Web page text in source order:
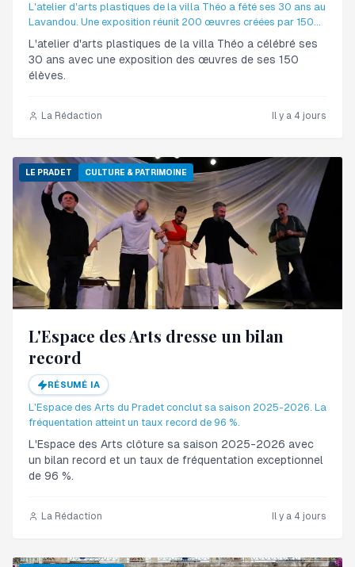
L'atelier d'arts plastiques de la villa Théo a fêté ses 30 ans au
Lavandou. Une exposition réunit 200 œuvres créées par 150
élèves.
L'atelier d'arts plastiques de la villa Théo a célébré ses
30 ans avec une exposition des œuvres de ses 150
élèves.
La Rédaction Il y a 4 jours
LE PRADET CULTURE & PATRIMOINE
L'Espace des Arts dresse un bilan
record
RÉSUMÉ IA
L'Espace des Arts du Pradet conclut sa saison 2025-2026. La
fréquentation atteint un taux record de 96 %.
L'Espace des Arts clôture sa saison 2025-2026 avec
un bilan record et un taux de fréquentation exceptionnel
de 96 %.
La Rédaction Il y a 4 jours